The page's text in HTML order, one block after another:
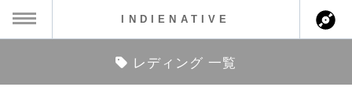
INDIENATIVE
レディング 一覧